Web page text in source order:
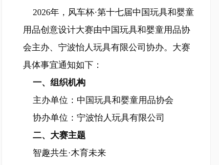
2026年，风车杯·第十七届中国玩具和婴童
用品创意设计大赛由中国玩具和婴童用品协
会主办、宁波怡人玩具有限公司协办。大赛
具体事宜通知如下：
一、组织机构
主办单位：中国玩具和婴童用品协会
协办单位：宁波怡人玩具有限公司
二、大赛主题
智趣共生·木育未来